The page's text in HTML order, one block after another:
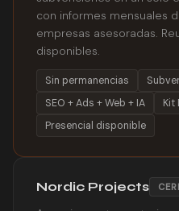
con informes mensuales
empresas asesoradas.
disponibles.
Sin permanencias
SEO + Ads + Web + IA
Kit
Presencial disponible
Nordic Projects